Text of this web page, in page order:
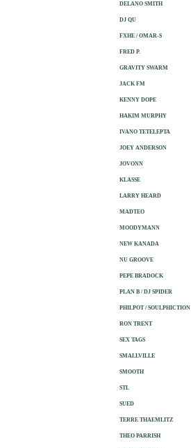
DELANO SMITH
DJ QU
FXHE / OMAR-S
FRED P.
GRAVITY SWARM
JACK FM
KENNY DOPE
HAKIM MURPHY
IVANO TETELEPTA
JOEY ANDERSON
JOVONN
KLASSE
LARRY HEARD
MADTEO
MOODYMANN
NEW KANADA
NU GROOVE
PEPE BRADOCK
PLAN B / DJ SPIDER
PHILPOT / SOULPHICTION
RON TRENT
SEX TAGS
SMALLVILLE
SMOOTH
STL
SUED
TERRE THAEMLITZ
THEO PARRISH